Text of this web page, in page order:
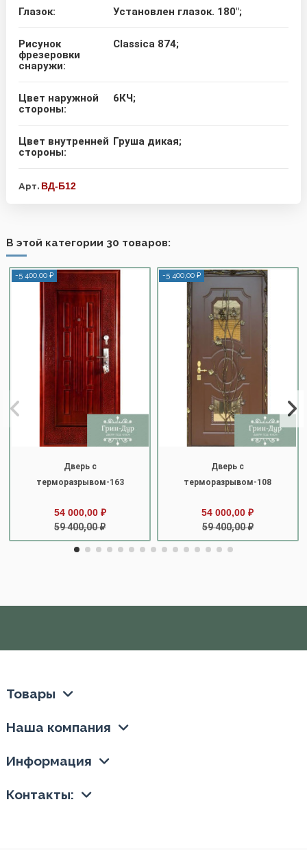
Глазок: Установлен глазок. 180";
Рисунок
фрезеровки
снаружи:
Classica 874;
Цвет наружной
стороны:
6КЧ;
Цвет внутренней
стороны:
Груша дикая;
Арт. ВД-Б12
В этой категории 30 товаров:
-5 400,00 ₽
Дверь с
терморазрывом-163
54 000,00 ₽
59 400,00 ₽
-5 400,00 ₽
Дверь с
терморазрывом-108
54 000,00 ₽
59 400,00 ₽
Товары
Наша компания
Информация
Контакты: